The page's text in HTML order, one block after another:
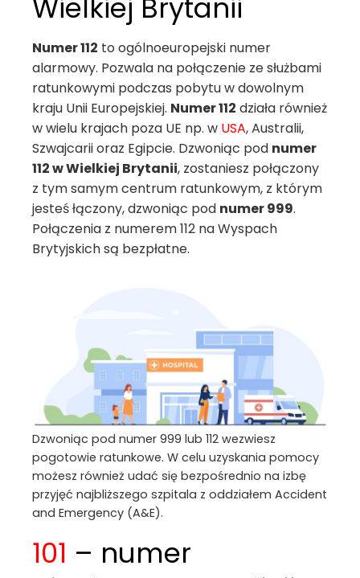
Wielkiej Brytanii
Numer 112 to ogólnoeuropejski numer
alarmowy. Pozwala na połączenie ze służbami
ratunkowymi podczas pobytu w dowolnym
kraju Unii Europejskiej. Numer 112 działa również
w wielu krajach poza UE np. w USA, Australii,
Szwajcarii oraz Egipcie. Dzwoniąc pod numer
112 w Wielkiej Brytanii, zostaniesz połączony
z tym samym centrum ratunkowym, z którym
jesteś łączony, dzwoniąc pod numer 999.
Połączenia z numerem 112 na Wyspach
Brytyjskich są bezpłatne.
Dzwoniąc pod numer 999 lub 112 wezwiesz
pogotowie ratunkowe. W celu uzyskania pomocy
możesz również udać się bezpośrednio na izbę
przyjęć najbliższego szpitala z oddziałem Accident
and Emergency (A&E).
101 – numer